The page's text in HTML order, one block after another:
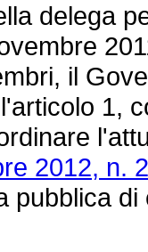
delega
il
1,
2012, n.
pubblica